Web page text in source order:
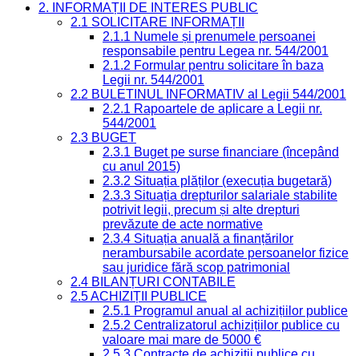
2. INFORMAȚII DE INTERES PUBLIC
2.1 SOLICITARE INFORMAȚII
2.1.1 Numele și prenumele persoanei
responsabile pentru Legea nr. 544/2001
2.1.2 Formular pentru solicitare în baza
Legii nr. 544/2001
2.2 BULETINUL INFORMATIV al Legii 544/2001
2.2.1 Rapoartele de aplicare a Legii nr.
544/2001
2.3 BUGET
2.3.1 Buget pe surse financiare (începând
cu anul 2015)
2.3.2 Situația plăților (execuția bugetară)
2.3.3 Situația drepturilor salariale stabilite
potrivit legii, precum și alte drepturi
prevăzute de acte normative
2.3.4 Situația anuală a finanțărilor
nerambursabile acordate persoanelor fizice
sau juridice fără scop patrimonial
2.4 BILANȚURI CONTABILE
2.5 ACHIZIȚII PUBLICE
2.5.1 Programul anual al achizițiilor publice
2.5.2 Centralizatorul achizițiilor publice cu
valoare mai mare de 5000 €